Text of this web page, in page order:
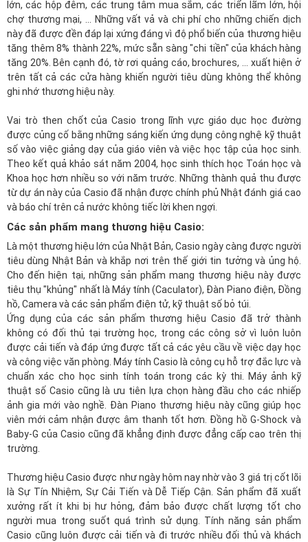
lớn, các hộp đêm, các trung tâm mua sắm, các triển lãm lớn, hội
chợ thương mại, ... Những vất vả và chi phí cho những chiến dịch
này đã được đền đáp lại xứng đáng vì độ phổ biến của thương hiệu
tăng thêm 8% thành 22%, mức sẵn sàng "chi tiền" của khách hàng
tăng 20%. Bên cạnh đó, tờ rơi quảng cáo, brochures, ... xuất hiện ở
trên tất cả các cửa hàng khiến người tiêu dùng không thể không
ghi nhớ thương hiệu này.
Vai trò then chốt của Casio trong lĩnh vực giáo dục học đường
được củng cố bằng những sáng kiến ứng dụng công nghệ kỹ thuật
số vào việc giảng dạy của giáo viên và việc học tập của học sinh.
Theo kết quả khảo sát năm 2004, học sinh thích học Toán học và
Khoa học hơn nhiều so với năm trước. Những thành quả thu được
từ dự án này của Casio đã nhận được chính phủ Nhật đánh giá cao
và báo chí trên cả nước không tiếc lời khen ngợi.
Các sản phẩm mang thương hiệu Casio:
Là một thương hiệu lớn của Nhật Bản, Casio ngày càng được người
tiêu dùng Nhật Bản và khắp nơi trên thế giới tin tưởng và ủng hộ.
Cho đến hiện tại, những sản phẩm mang thương hiệu này được
tiêu thụ "khủng" nhất là Máy tính (Caculator), Đàn Piano điện, Đồng
hồ, Camera và các sản phẩm điện tử, kỹ thuật số bỏ túi.
Ứng dụng của các sản phẩm thương hiệu Casio đã trở thành
không có đối thủ tại trường học, trong các công sở vì luôn luôn
được cải tiến và đáp ứng được tất cả các yêu cầu về việc dạy học
và công việc văn phòng. Máy tính Casio là công cụ hỗ trợ đắc lực và
chuẩn xác cho học sinh tính toán trong các kỳ thi. Máy ảnh kỹ
thuật số Casio cũng là ưu tiên lựa chọn hàng đầu cho các nhiếp
ảnh gia mới vào nghề. Đàn Piano thương hiệu này cũng giúp học
viên mới cảm nhận được âm thanh tốt hơn. Đồng hồ G-Shock và
Baby-G của Casio cũng đã khẳng định được đẳng cấp cao trên thị
trường.
Thương hiệu Casio được như ngày hôm nay nhờ vào 3 giá trị cốt lõi
là Sự Tín Nhiệm, Sự Cải Tiến và Dễ Tiếp Cận. Sản phẩm đã xuất
xưởng rất ít khi bị hư hỏng, đảm bảo được chất lượng tốt cho
người mua trong suốt quá trình sử dụng. Tính năng sản phẩm
Casio cũng luôn được cải tiến và đi trước nhiều đối thủ và khách